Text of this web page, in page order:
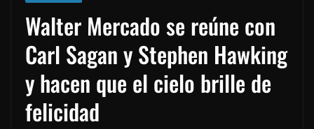
Walter Mercado se reúne con
Carl Sagan y Stephen Hawking
y hacen que el cielo brille de
felicidad